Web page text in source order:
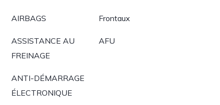
AIRBAGS Frontaux
ASSISTANCE AU
FREINAGE
AFU
ANTI-DÉMARRAGE
ÉLECTRONIQUE